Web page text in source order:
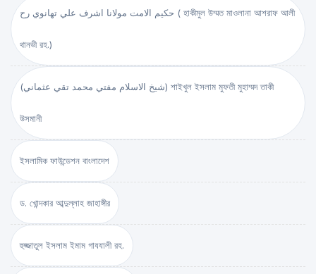
حكيم الامت مولانا اشرف علي تهانوي رح ( হাকীমুল উম্মত মাওলানা আশরাফ আলী
থানভী রহ.)
(شيخ الاسلام مفتي محمد تقي عثماني) শাইখুল ইসলাম মুফতী মুহাম্মদ তাকী
উসমানী
ইসলামিক ফাউন্ডেশন বাংলাদেশ
ড. খোন্দকার আব্দুল্লাহ জাহাঙ্গীর
হুজ্জাতুল ইসলাম ইমাম গাযযালী রহ.